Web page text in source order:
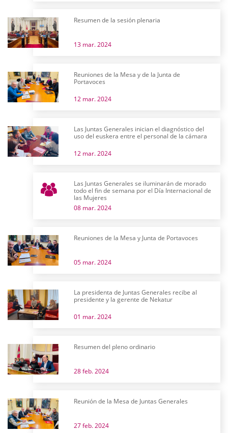
Resumen de la sesión plenaria
13 mar. 2024
Reuniones de la Mesa y de la Junta de
Portavoces
12 mar. 2024
Las Juntas Generales inician el diagnóstico del
uso del euskera entre el personal de la cámara
12 mar. 2024
Las Juntas Generales se iluminarán de morado
todo el fin de semana por el Día Internacional de
las Mujeres
08 mar. 2024
Reuniones de la Mesa y Junta de Portavoces
05 mar. 2024
La presidenta de Juntas Generales recibe al
presidente y la gerente de Nekatur
01 mar. 2024
Resumen del pleno ordinario
28 feb. 2024
Reunión de la Mesa de Juntas Generales
27 feb. 2024